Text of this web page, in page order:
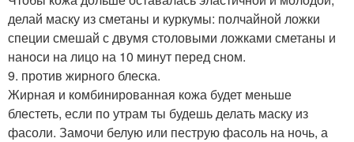
делай маску из сметаны и куркумы: полчайной ложки
специи смешай с двумя столовыми ложками сметаны и
наноси на лицо на 10 минут перед сном.
9. против жирного блеска.
Жирная и комбинированная кожа будет меньше
блестеть, если по утрам ты будешь делать маску из
фасоли. Замочи белую или пеструю фасоль на ночь, а